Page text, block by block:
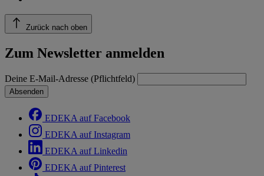
Zurück nach oben
Zum Newsletter anmelden
Deine E-Mail-Adresse (Pflichtfeld)
Absenden
EDEKA auf Facebook
EDEKA auf Instagram
EDEKA auf Linkedin
EDEKA auf Pinterest